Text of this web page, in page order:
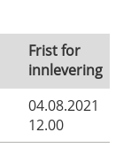
Frist for
innlevering
04.08.2021
12.00